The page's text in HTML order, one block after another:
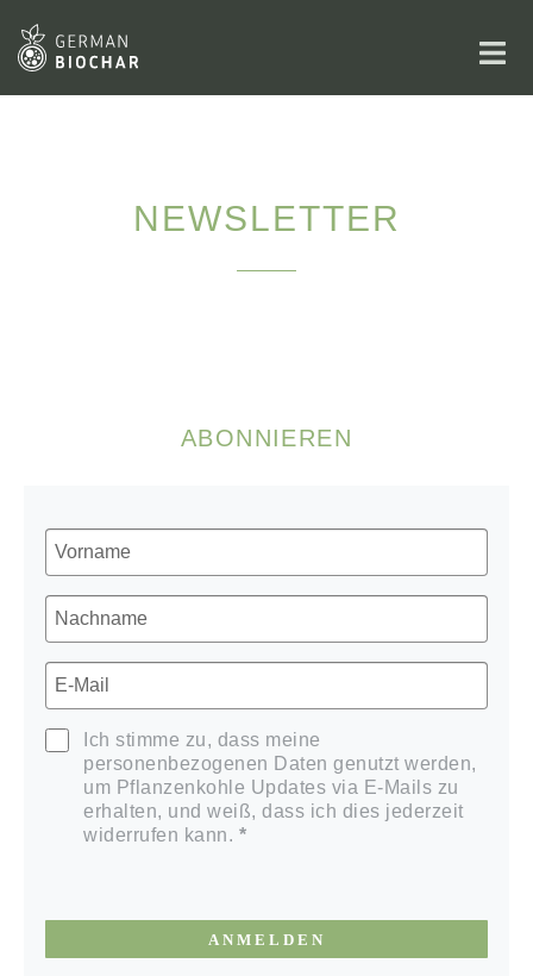
NEWSLETTER
ABONNIEREN
Ich stimme zu, dass meine
personenbezogenen Daten genutzt werden,
um Pflanzenkohle Updates via E-Mails zu
erhalten, und weiß, dass ich dies jederzeit
widerrufen kann.
ANMELDEN